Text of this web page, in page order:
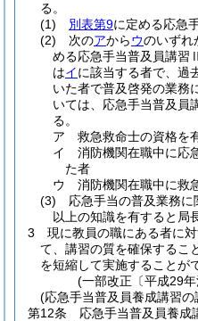
る。
(1)
別表第9に定める応急
(2)
次のアからウのいずれ
める応急手当普及員講習
はイに該当する者で、過
いた者で普及啓発の業務
いては、応急手当普及員
る。
ア
救急救命士の資格を
イ
消防機関在職中に応
た者
ウ
消防機関在職中に救
(3)
応急手当の普及業務に
以上の知識を有すると局
3
現に教員の職にある者に
て、講習の質を確保するこ
を短縮して実施することが
(一部改正〔平成29
(応急手当普及員養成講習の
第12条
応急手当普及員養成